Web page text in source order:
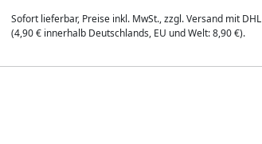
Sofort lieferbar, Preise inkl. MwSt., zzgl. Versand mit DHL
(4,90 € innerhalb Deutschlands, EU und Welt: 8,90 €).